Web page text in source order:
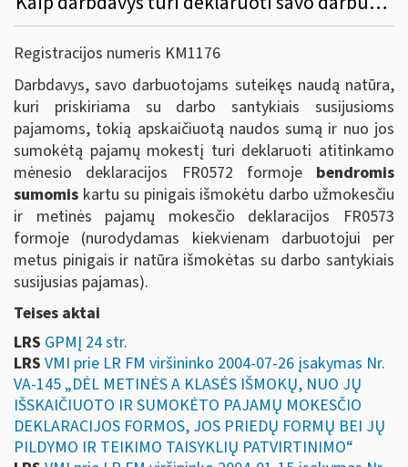
Registracijos numeris KM1176
Darbdavys, savo darbuotojams suteikęs naudą natūra,
kuri priskiriama su darbo santykiais susijusioms
pajamoms, tokią apskaičiuotą naudos sumą ir nuo jos
sumokėtą pajamų mokestį turi deklaruoti atitinkamo
mėnesio deklaracijos FR0572 formoje bendromis
sumomis kartu su pinigais išmokėtu darbo užmokesčiu
ir metinės pajamų mokesčio deklaracijos FR0573
formoje (nurodydamas kiekvienam darbuotojui per
metus pinigais ir natūra išmokėtas su darbo santykiais
susijusias pajamas).
Teises aktai
LRS GPMĮ 24 str.
LRS VMI prie LR FM viršininko 2004-07-26 įsakymas Nr.
VA-145 „DĖL METINĖS A KLASĖS IŠMOKŲ, NUO JŲ
IŠSKAIČIUOTO IR SUMOKĖTO PAJAMŲ MOKESČIO
DEKLARACIJOS FORMOS, JOS PRIEDŲ FORMŲ BEI JŲ
PILDYMO IR TEIKIMO TAISYKLIŲ PATVIRTINIMO“